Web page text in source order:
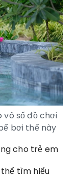
số đồ chơi
bơi thế này
cho trẻ em
tìm hiểu